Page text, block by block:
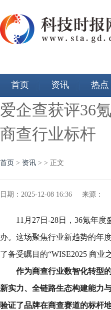
首页 资讯 热点
爱企查获评36
商查行业标杆
首页 > 资讯 > > 正文
日期：2025-12-08 16:36 来源：
11月27日-28日，36氪年
办。这场聚焦行业新趋势的年
了备受瞩目的“WISE2025 商业
作为商查行业数智化转型
新实力、全链路生态构建能力
验证了品牌在商查赛道的标杆地